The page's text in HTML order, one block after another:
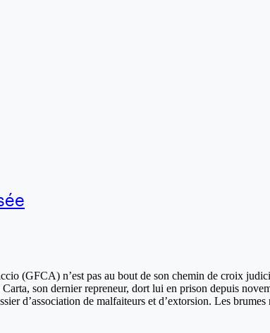
(GFCA) n’est pas au bout de son chemin de croix
son dernier repreneur, dort lui en prison depuis
d’association de malfaiteurs et d’extorsion. Les